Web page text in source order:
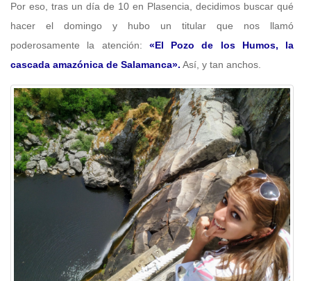
Por eso, tras un día de 10 en Plasencia, decidimos buscar qué
hacer el domingo y hubo un titular que nos llamó
poderosamente la atención: «El Pozo de los Humos, la
cascada amazónica de Salamanca». Así, y tan anchos.